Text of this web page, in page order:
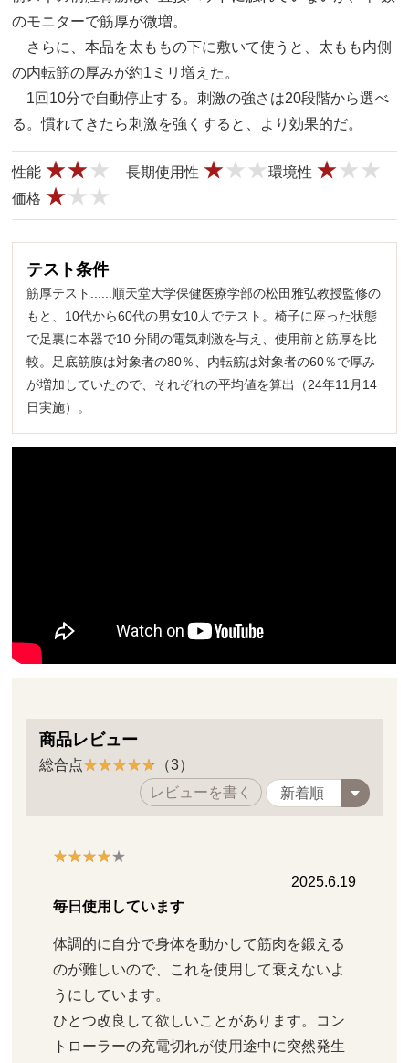
のモニターで筋厚が微増。
さらに、本品を太ももの下に敷いて使うと、太もも内側
の内転筋の厚みが約1ミリ増えた。
1回10分で自動停止する。刺激の強さは20段階から選べ
る。慣れてきたら刺激を強くすると、より効果的だ。
性能 長期使用性
環境性
価格
テスト条件
筋厚テスト......順天堂大学保健医療学部の松田雅弘教授監修の
もと、10代から60代の男女10人でテスト。椅子に座った状態
で足裏に本器で10 分間の電気刺激を与え、使用前と筋厚を比
較。足底筋膜は対象者の80％、内転筋は対象者の60％で厚み
が増加していたので、それぞれの平均値を算出（24年11月14
日実施）。
商品レビュー
総合点
（3）
レビューを書く
2025.6.19
毎日使用しています
体調的に自分で身体を動かして筋肉を鍛える
のが難しいので、これを使用して衰えないよ
うにしています。
ひとつ改良して欲しいことがあります。コン
トローラーの充電切れが使用途中に突然発生